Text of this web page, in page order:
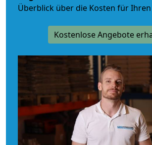
Überblick über die Kosten für
Kostenlose Angebote